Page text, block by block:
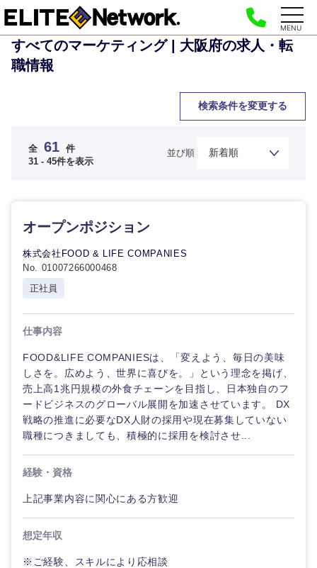
MENU
すべてのマーケティング | 大阪府の求人・転
職情報
検索条件を変更する
ご希望の職種を選択してください
ご希望の職種を選択してください
ご希望の業界を選択してください
ご希望の勤務地を選択してください
全 61 件
31 - 45件を表示
並び順
オープンポジション
株式会社FOOD & LIFE COMPANIES
No. 01007266000468
正社員
仕事内容
FOOD&LIFE COMPANIESは、「変えよう、毎日の美味
しさを。広めよう、世界に喜びを。」という理念を掲げ、
売上高1兆円規模の外食チェーンを目指し、日本独自のフ
ードビジネスのグローバル展開を加速させています。 DX
戦略の推進に必要なDX人財の採用や現在募集していない
職種につきましても、積極的に採用を検討させ...
経験・資格
上記事業内容に関心にある方歓迎
想定年収
※ご経験、スキルにより応相談